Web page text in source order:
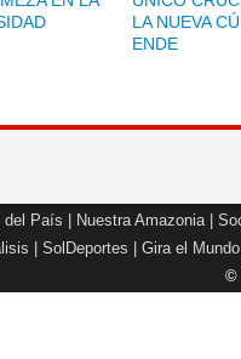
LA NUEVA
ENDE
del País Nuestra Amazonia|
SolDeportes Gira el Mundo
©